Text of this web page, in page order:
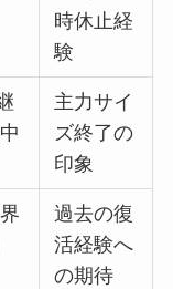
時休止経
験
主力サイ
ズ終了の
印象
過去の復
活経験へ
の期待